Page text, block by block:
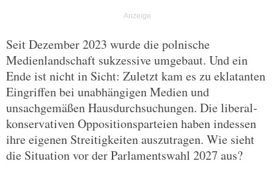
Seit Dezember 2023 wurde die polnische
Medienlandschaft sukzessive umgebaut. Und ein
Ende ist nicht in Sicht: Zuletzt kam es zu eklatanten
Eingriffen bei unabhängigen Medien und
unsachgemäßen Hausdurchsuchungen. Die liberal-
konservativen Oppositionsparteien haben indessen
ihre eigenen Streitigkeiten auszutragen. Wie sieht
die Situation vor der Parlamentswahl 2027 aus?